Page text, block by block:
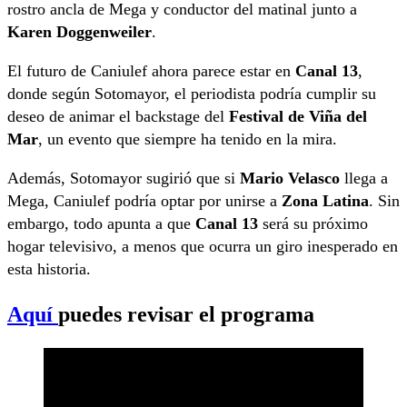
rostro ancla de Mega y conductor del matinal junto a
Karen Doggenweiler.
El futuro de Caniulef ahora parece estar en Canal 13,
donde según Sotomayor, el periodista podría cumplir su
deseo de animar el backstage del Festival de Viña del
Mar, un evento que siempre ha tenido en la mira.
Además, Sotomayor sugirió que si Mario Velasco llega a
Mega, Caniulef podría optar por unirse a Zona Latina. Sin
embargo, todo apunta a que Canal 13 será su próximo
hogar televisivo, a menos que ocurra un giro inesperado en
esta historia.
Aquí puedes revisar el programa